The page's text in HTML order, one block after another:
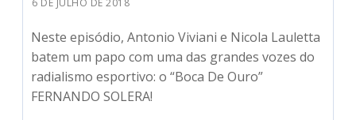
6 DE JULHO DE 2018
Neste episódio, Antonio Viviani e Nicola Lauletta
batem um papo com uma das grandes vozes do
radialismo esportivo: o “Boca De Ouro”
FERNANDO SOLERA!